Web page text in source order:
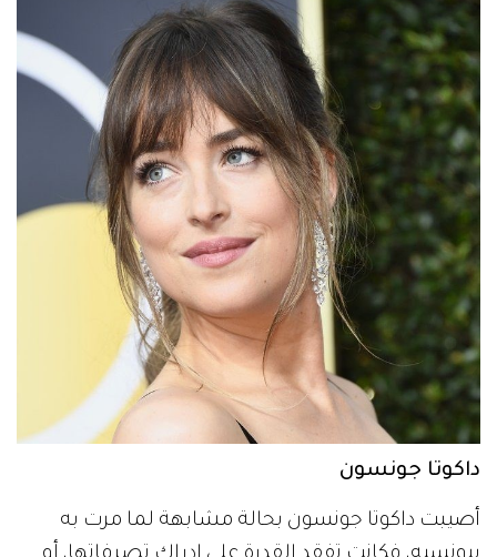
داكوتا جونسون
أصيبت داكوتا جونسون بحالة مشابهة لما مرت به